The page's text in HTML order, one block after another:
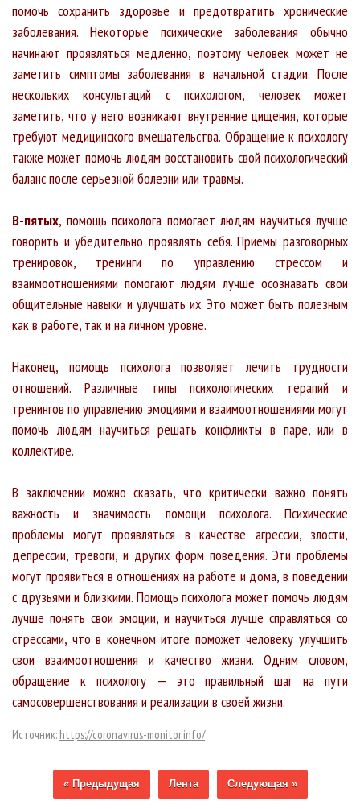
помочь сохранить здоровье и предотвратить хронические
заболевания. Некоторые психические заболевания обычно
начинают проявляться медленно, поэтому человек может не
заметить симптомы заболевания в начальной стадии. После
нескольких консультаций с психологом, человек может
заметить, что у него возникают внутренние цищения, которые
требуют медицинского вмешательства. Обращение к психологу
также может помочь людям восстановить свой психологический
баланс после серьезной болезни или травмы.
В-пятых, помощь психолога помогает людям научиться лучше
говорить и убедительно проявлять себя. Приемы разговорных
тренировок, тренинги по управлению стрессом и
взаимоотношениями помогают людям лучше осознавать свои
общительные навыки и улучшать их. Это может быть полезным
как в работе, так и на личном уровне.
Наконец, помощь психолога позволяет лечить трудности
отношений. Различные типы психологических терапий и
тренингов по управлению эмоциями и взаимоотношениями могут
помочь людям научиться решать конфликты в паре, или в
коллективе.
В заключении можно сказать, что критически важно понять
важность и значимость помощи психолога. Психические
проблемы могут проявляться в качестве агрессии, злости,
депрессии, тревоги, и других форм поведения. Эти проблемы
могут проявиться в отношениях на работе и дома, в поведении
с друзьями и близкими. Помощь психолога может помочь людям
лучше понять свои эмоции, и научиться лучше справляться со
стрессами, что в конечном итоге поможет человеку улучшить
свои взаимоотношения и качество жизни. Одним словом,
обращение к психологу — это правильный шаг на пути
самосовершенствования и реализации в своей жизни.
Источник: https://coronavirus-monitor.info/
« Предыдущая Лента Следующая »